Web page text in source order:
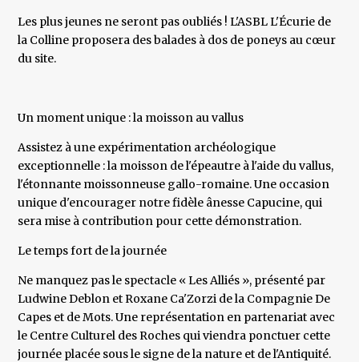
Les plus jeunes ne seront pas oubliés ! L'ASBL L'Écurie de
la Colline proposera des balades à dos de poneys au cœur
du site.
Un moment unique : la moisson au vallus
Assistez à une expérimentation archéologique
exceptionnelle : la moisson de l'épeautre à l'aide du vallus,
l'étonnante moissonneuse gallo-romaine. Une occasion
unique d'encourager notre fidèle ânesse Capucine, qui
sera mise à contribution pour cette démonstration.
Le temps fort de la journée
Ne manquez pas le spectacle « Les Alliés », présenté par
Ludwine Deblon et Roxane Ca'Zorzi de la Compagnie De
Capes et de Mots. Une représentation en partenariat avec
le Centre Culturel des Roches qui viendra ponctuer cette
journée placée sous le signe de la nature et de l'Antiquité.